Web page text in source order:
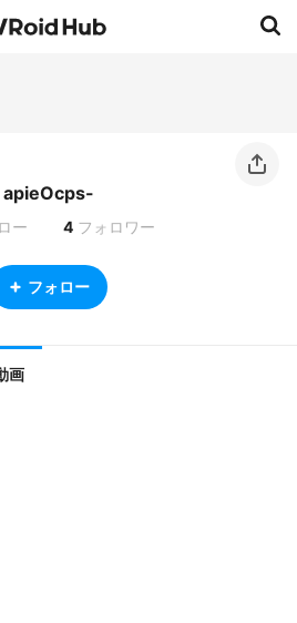
apieOcps-
ー 4 フォロワー
フォロー
画